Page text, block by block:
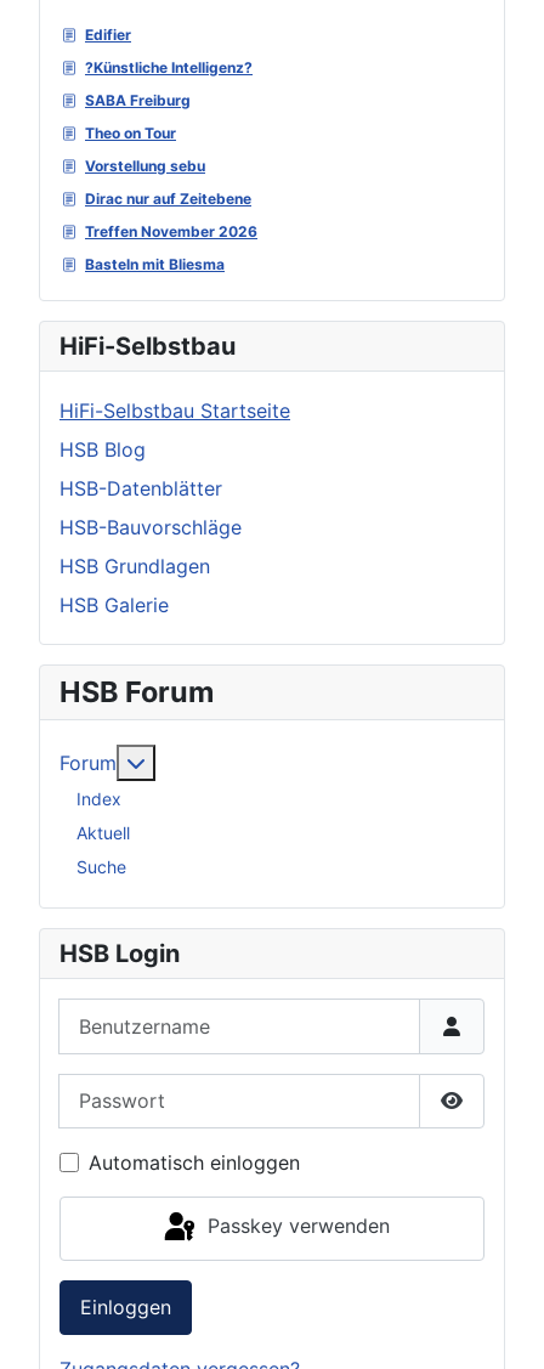
Edifier
?Künstliche Intelligenz?
SABA Freiburg
Theo on Tour
Vorstellung sebu
Dirac nur auf Zeitebene
Treffen November 2026
Basteln mit Bliesma
HiFi-Selbstbau
HiFi-Selbstbau Startseite
HSB Blog
HSB-Datenblätter
HSB-Bauvorschläge
HSB Grundlagen
HSB Galerie
HSB Forum
Forum
Index
Aktuell
Suche
HSB Login
Passwort
Automatisch einloggen
Passkey verwenden
Einloggen